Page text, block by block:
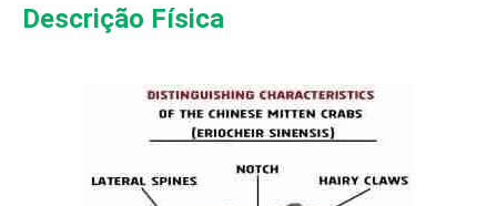
Descrição Física